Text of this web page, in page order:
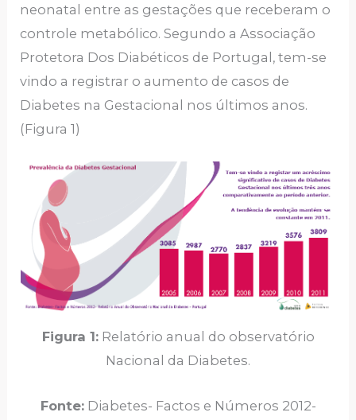
neonatal entre as gestações que receberam o
controle metabólico. Segundo a Associação
Protetora Dos Diabéticos de Portugal, tem-se
vindo a registrar o aumento de casos de
Diabetes na Gestacional nos últimos anos.
(Figura 1)
Figura 1:Relatório anual do observatório
Nacional da Diabetes.
Fonte:Diabetes- Factos e Números 2012-